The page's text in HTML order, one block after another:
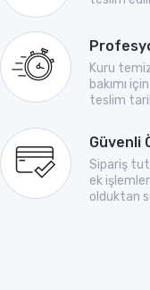
Kuru
bakımı
teslim
Güvenli
Sipariş
ek
olduktan